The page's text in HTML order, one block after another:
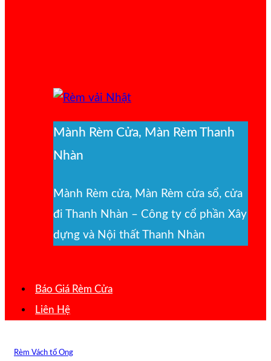
Mành Rèm Cửa, Màn Rèm Thanh
Nhàn
Mành Rèm cửa, Màn Rèm cửa sổ, cửa
đi Thanh Nhàn – Công ty cổ phần Xây
dựng và Nội thất Thanh Nhàn
Báo Giá Rèm Cửa
Liên Hệ
Rèm Vách tổ Ong